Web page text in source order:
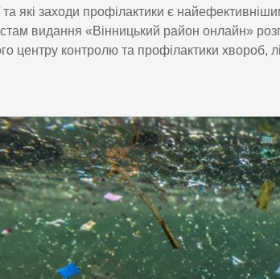
та які заходи профілактики є
видання «Вінницький район онлайн»
центру контролю та профілактики хвороб,